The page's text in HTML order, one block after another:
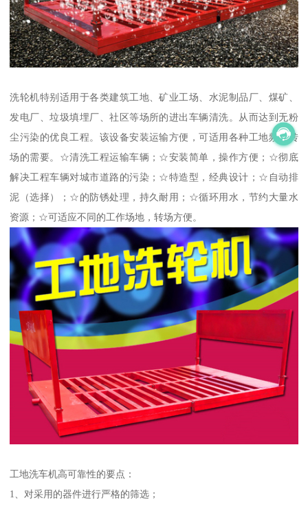
洗轮机特别适用于各类建筑工地、矿业工场、水泥制品厂、煤矿、
发电厂、垃圾填埋厂、社区等场所的进出车辆清洗。从而达到无粉
尘污染的优良工程。该设备安装运输方便，可适用各种工地频繁转
场的需要。☆清洗工程运输车辆；☆安装简单，操作方便；☆彻底
解决工程车辆对城市道路的污染；☆特造型，经典设计；☆自动排
泥（选择）；☆的防锈处理，持久耐用；☆循环用水，节约大量水
资源；☆可适应不同的工作场地，转场方便。
工地洗车机高可靠性的要点：
1、对采用的器件进行严格的筛选；